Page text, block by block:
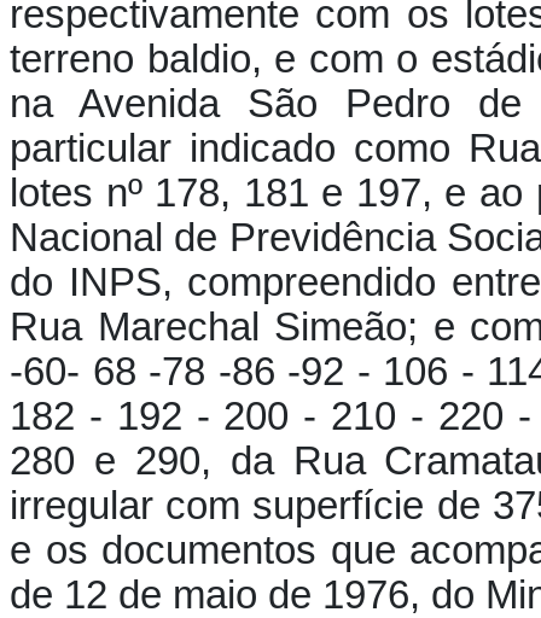
respectivamente com os
terreno baldio, e com o
na Avenida São Pedro
particular indicado como
lotes nº 178, 181 e 197, e
Nacional de Previdência
do INPS, compreendido
Rua Marechal Simeão; e
-60- 68 -78 -86 -92 - 106 -
182 - 192 - 200 - 210 - 220
280 e 290, da Rua
irregular com superfície de
e os documentos que
de 12 de maio de 1976, do